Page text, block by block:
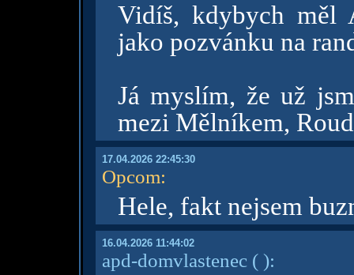
Vidíš, kdybych měl
jako pozvánku na
Já myslím, že už
mezi Mělníkem,
17.04.2026 22:45:30
Opcom:
Hele, fakt nejsem
16.04.2026 11:44:02
apd-domvlastenec( ):